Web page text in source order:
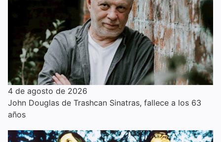
4 de agosto de 2026
John Douglas de Trashcan Sinatras, fallece a los 63
años